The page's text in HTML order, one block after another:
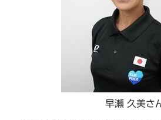
早瀬 久美さ